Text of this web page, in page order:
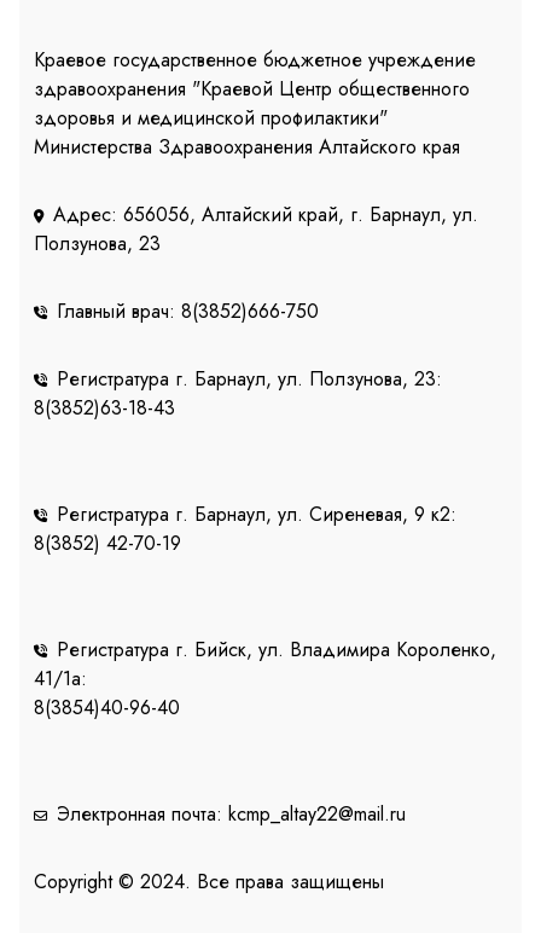
Краевое государственное бюджетное учреждение
здравоохранения "Краевой Центр общественного
здоровья и медицинской профилактики"
Министерства Здравоохранения Алтайского края
Адрес: 656056, Алтайский край, г. Барнаул, ул.
Ползунова, 23
Главный врач: 8(3852)666-750
Регистратура г. Барнаул, ул. Ползунова, 23:
8(3852)63-18-43
Регистратура г. Барнаул, ул. Сиреневая, 9 к2:
8(3852) 42-70-19
Регистратура г. Бийск, ул. Владимира Короленко,
41/1a:
8(3854)40-96-40
Электронная почта: kcmp_altay22@mail.ru
Copyright © 2024. Все права защищены